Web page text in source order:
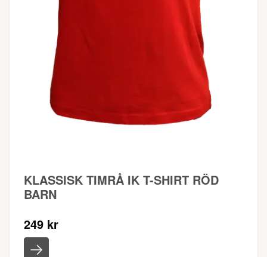
KLASSISK TIMRÅ IK T-SHIRT RÖD
BARN
249 kr